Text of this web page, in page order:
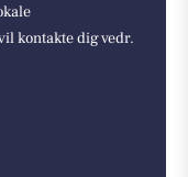
kontakte dig vedr.